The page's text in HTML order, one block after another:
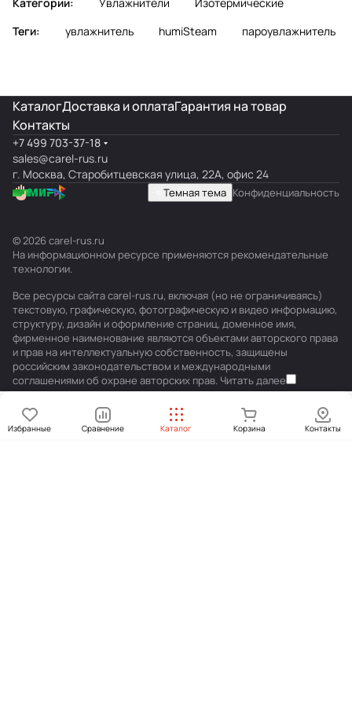
Избранные Сравнение Каталог Корзина Контакты
Теги:
увлажнитель humiSteam пароувлажнитель
КаталогДоставка и оплатаГарантия на товар
Контакты
+7 499 703-37-18
sales@carel-rus.ru
г. Москва, Старобитцевская улица, 22А, офис 24
Темная тема Конфиденциальность
© 2026 carel-rus.ru
На информационном ресурсе применяются рекомендательные
технологии.
Все ресурсы сайта carel-rus.ru, включая (но не ограничиваясь)
текстовую, графическую, фотографическую и видео информацию,
структуру, дизайн и оформление страниц, доменное имя,
фирменное наименование являются объектами авторского права
и прав на интеллектуальную собственность, защищены
российским законодательством и международными
соглашениями об охране авторских прав. Читать далее